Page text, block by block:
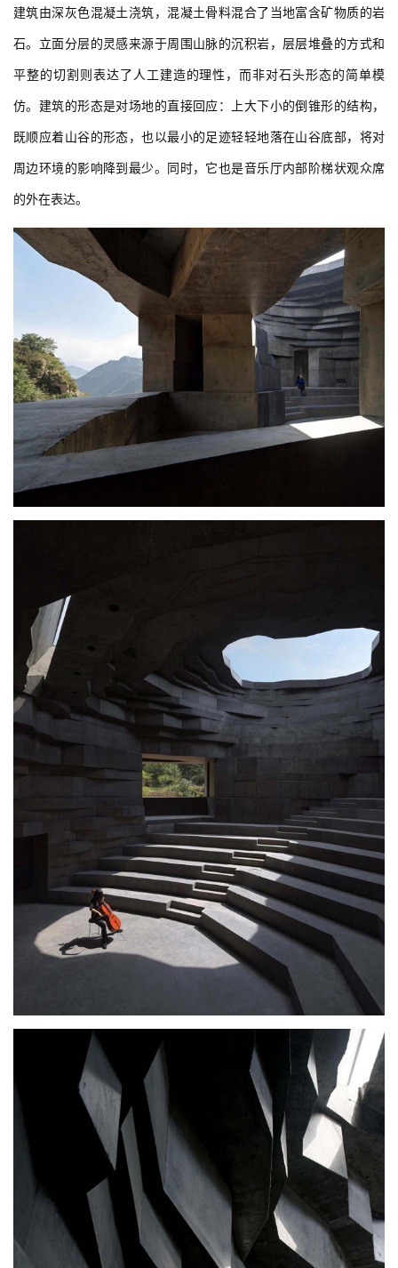
建筑由深灰色混凝土浇筑，混凝土骨料混合了当地富含矿物质的岩
石。立面分层的灵感来源于周围山脉的沉积岩，层层堆叠的方式和
平整的切割则表达了人工建造的理性，而非对石头形态的简单模
仿。建筑的形态是对场地的直接回应：上大下小的倒锥形的结构，
既顺应着山谷的形态，也以最小的足迹轻轻地落在山谷底部，将对
周边环境的影响降到最少。同时，它也是音乐厅内部阶梯状观众席
的外在表达。